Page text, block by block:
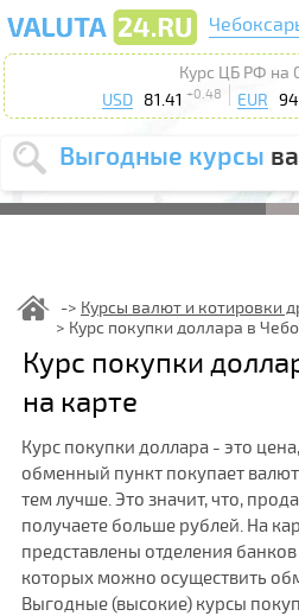
Курс ЦБ РФ на
USD 81.41 +0.48 EUR
Выгодные курсы
Выберите
USD
курс от
Выберите
действие:
Курсы валют и котировки
Курс покупки доллара в
Курс покупки
на карте
Курс покупки доллара - это
обменный пункт покупает
тем лучше. Это значит, что,
получаете больше рублей. На
представлены отделения
которых можно осуществить
Выгодные (высокие) курсы